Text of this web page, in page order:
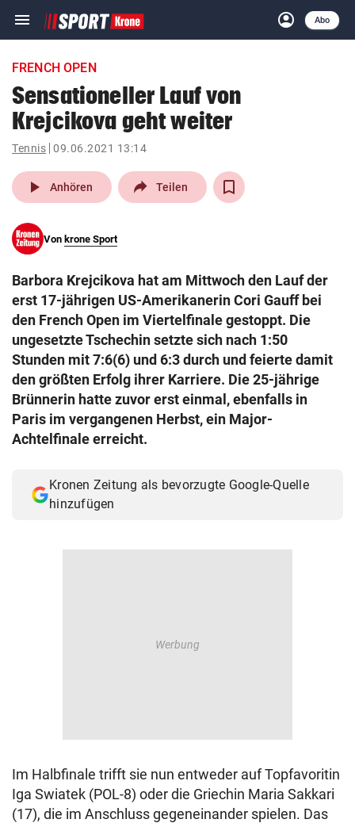
menu Navigation
ein-/ausklappen
account_circle
Anmelden
Abo
close Schließen
account_circle Anmelden
pin_drop
Wien arrow_right
search
eingeben
© Krone Multimedia GmbH & Co KG 2026
Muthgasse 2, 1190 Wien
FRENCH OPEN
Sensationeller Lauf von
Krejcikova geht weiter
Tennis 09.06.2021 13:14
play_arrow Anhören Teilen
Von krone Sport
Barbora Krejcikova hat am Mittwoch den Lauf der
erst 17-jährigen US-Amerikanerin Cori Gauff bei
den French Open im Viertelfinale gestoppt. Die
ungesetzte Tschechin setzte sich nach 1:50
Stunden mit 7:6(6) und 6:3 durch und feierte damit
den größten Erfolg ihrer Karriere. Die 25-jährige
Brünnerin hatte zuvor erst einmal, ebenfalls in
Paris im vergangenen Herbst, ein Major-
Achtelfinale erreicht.
Kronen Zeitung als bevorzugte Google-Quelle
hinzufügen
Im Halbfinale trifft sie nun entweder auf Topfavoritin
Iga Swiatek (POL-8) oder die Griechin Maria Sakkari
(17), die im Anschluss gegeneinander spielen. Das